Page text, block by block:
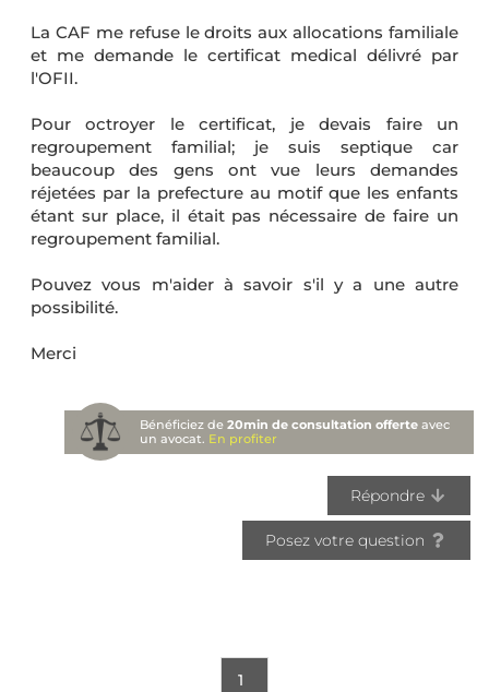
La CAF me refuse le droits aux allocations familiale
et me demande le certificat medical délivré par
l'OFII.
Pour octroyer le certificat, je devais faire un
regroupement familial; je suis septique car
beaucoup des gens ont vue leurs demandes
réjetées par la prefecture au motif que les enfants
étant sur place, il était pas nécessaire de faire un
regroupement familial.
Pouvez vous m'aider à savoir s'il y a une autre
possibilité.
Merci
Bénéficiez de20min de consultation offerte avec
un avocat. En profiter
Répondre
Posez votre question
1